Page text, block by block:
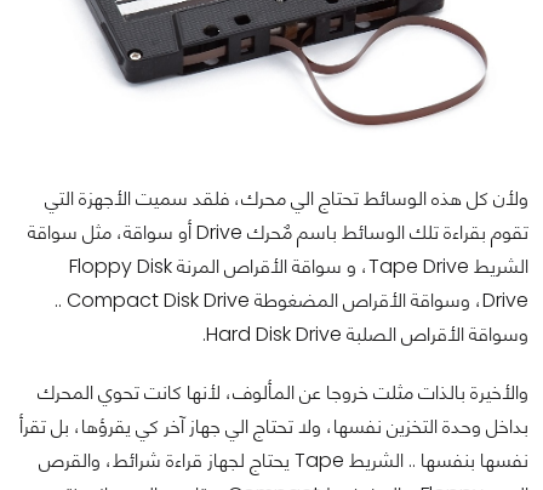
ولأن كل هذه الوسائط تحتاج الي محرك، فلقد سميت الأجهزة التي
تقوم بقراءة تلك الوسائط باسم مٌحرك Drive أو سواقة، مثل سواقة
الشريط Tape Drive، و سواقة الأقراص المرنة Floppy Disk
Drive، وسواقة الأقراص المضغوطة Compact Disk Drive ..
وسواقة الأقراص الصلبة Hard Disk Drive.
والأخيرة بالذات مثلت خروجا عن المألوف، لأنها كانت تحوي المحرك
بداخل وحدة التخزين نفسها، ولا تحتاج الي جهاز آخر كي يقرؤها، بل تقرأ
نفسها بنفسها .. الشريط Tape يحتاج لجهاز قراءة شرائط، والقرص